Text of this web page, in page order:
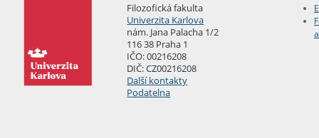
Filozofická fakulta
Univerzita Karlova
nám. Jana Palacha 1/2
116 38 Praha 1
IČO: 00216208
DIČ: CZ00216208
Další kontakty
Podatelna